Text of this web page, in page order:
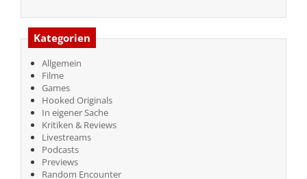
Kategorien
Allgemein
Filme
Games
Hooked Originals
In eigener Sache
Kritiken & Reviews
Livestreams
Podcasts
Previews
Random Encounter